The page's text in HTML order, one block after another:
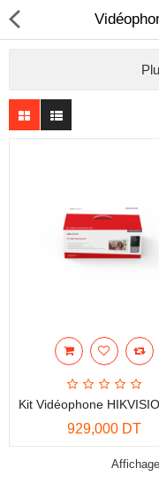
Sécurité
Sonorisation
Instrument de mesure
Informatique
More Categories
929,000 DT